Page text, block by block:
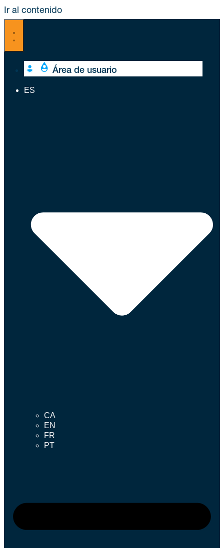
Ir al contenido
Área de usuario
ES
CA
EN
FR
PT